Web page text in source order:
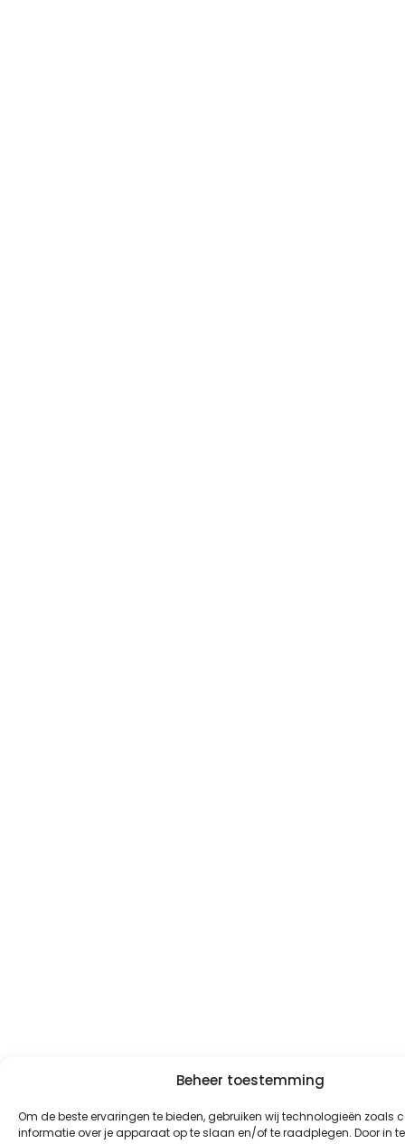
Beheer toestemming
Om de beste ervaringen te bieden, gebruiken wij technologieën zoals
informatie over je apparaat op te slaan en/of te raadplegen. Door in